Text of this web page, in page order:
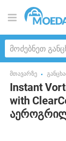
მთავარზე
Instant
with